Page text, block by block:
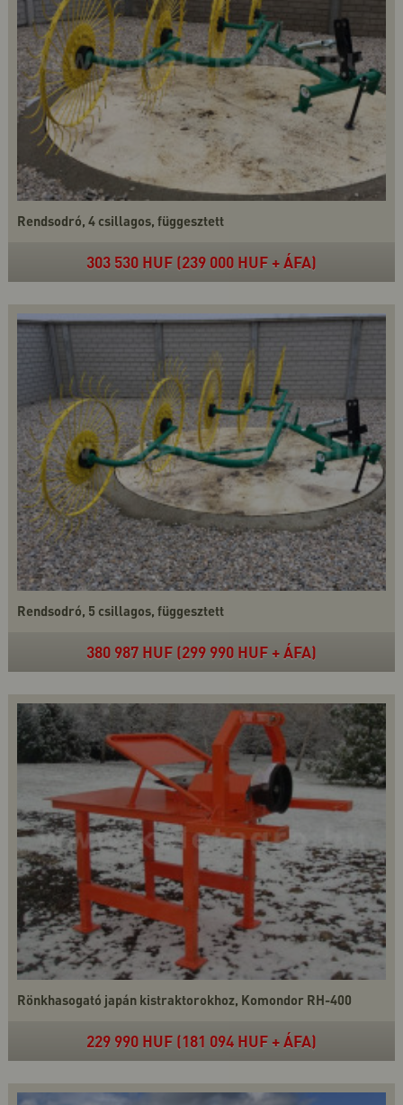
Rendsodró, 4 csillagos, függesztett
303 530 HUF (239 000 HUF + ÁFA)
Rendsodró, 5 csillagos, függesztett
380 987 HUF (299 990 HUF + ÁFA)
Rönkhasogató japán kistraktorokhoz, Komondor RH-400
229 990 HUF (181 094 HUF + ÁFA)